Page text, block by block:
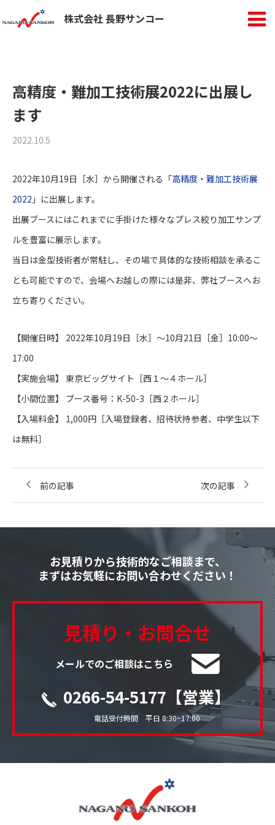
株式会社 長野サンコー
高精度・難加工技術展2022に出展し
ます
2022.10.5
2022年10月19日［水］から開催される「高精度・難加工技術展
2022 」に出展します。
出展ブースにはこれまでに手掛けた様々なプレス絞り加工サンプ
ルを豊富に展示します。
当日は金型技術者が常駐し、その場で具体的な技術相談を承るこ
とも可能ですので、会場へお越しの際には是非、弊社ブースへお
立ち寄りください。
【開催日時】 2022年10月19日［水］～10月21日［金］10:00～
17:00
【実施会場】 東京ビッグサイト［西１～４ホール］
【小間位置】 ブース番号：K-50-3［西２ホール］
【入場料金】 1,000円［入場登録者、招待状持参者、中学生以下
は無料］
前の記事 次の記事
お見積りから技術的なご相談まで、
まずはお気軽にお問い合わせください！
見積り・お問合せ
メールでのご相談はこちら
0266-54-5177【営業】
電話受付時間 平日 8:30~17:00